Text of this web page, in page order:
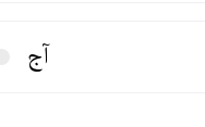
آج